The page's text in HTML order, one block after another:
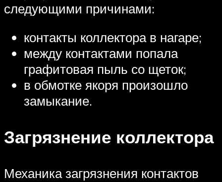
следующими причинами:
контакты коллектора в нагаре;
между контактами попала
графитовая пыль со щеток;
в обмотке якоря произошло
замыкание.
Загрязнение коллектора
Механика загрязнения контактов